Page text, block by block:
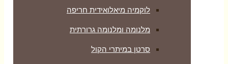
לוקמיה מיאלואידית חריפה
מלנומה ומלנומה גרורתית
סרטן במיתרי הקול